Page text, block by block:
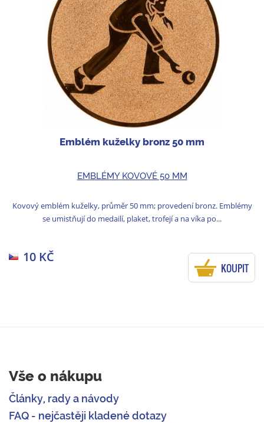
Emblém kuželky bronz 50 mm
EMBLÉMY KOVOVÉ 50 MM
Kovový emblém kuželky, průměr 50 mm; provedení bronz. Emblémy
se umistňují do medailí, plaket, trofejí a na víka po...
10 KČ
KOUPIT
Vše o nákupu
Články, rady a návody
FAQ - nejčastěji kladené dotazy